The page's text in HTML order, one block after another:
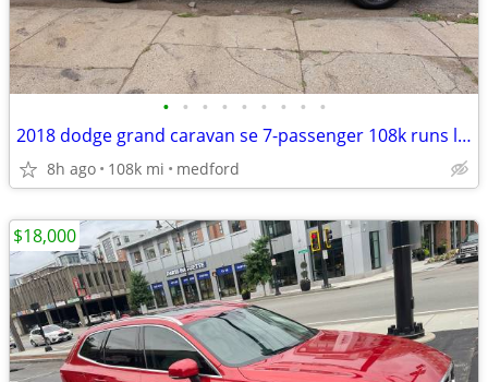
• • • • • • • • •
2018 dodge grand caravan se 7-passenger 108k runs looks great!
8h ago 108k mi medford
$18,000